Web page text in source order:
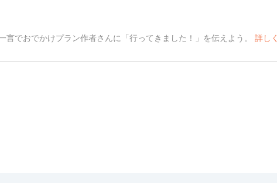
言でおでかけプラン作者さんに「行ってきました！」を伝えよう。 詳し